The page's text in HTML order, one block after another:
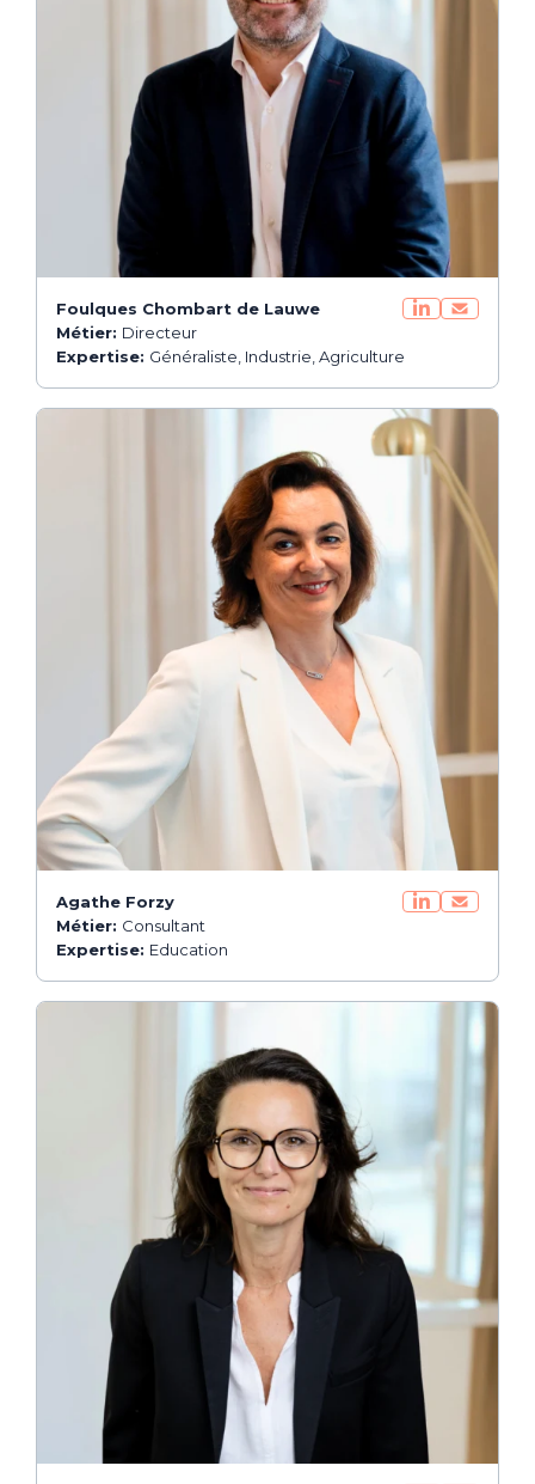
Foulques Chombart de Lauwe
Métier: Directeur
Expertise: Généraliste, Industrie, Agriculture
Agathe Forzy
Métier: Consultant
Expertise: Education